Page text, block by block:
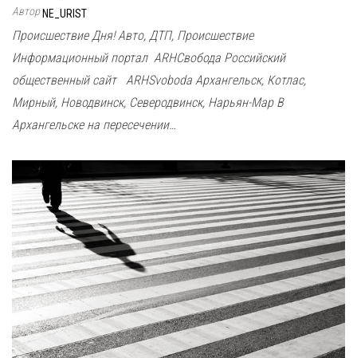
АвторNE_URIST
Происшествие Дня! Авто, ДТП, Происшествие
Информационный портал ARHСвобода Российский
общественный сайт ARHSvoboda Архангельск, Котлас,
Мирный, Новодвинск, Северодвинск, Нарьян-Мар В
Архангельске на пересечении…